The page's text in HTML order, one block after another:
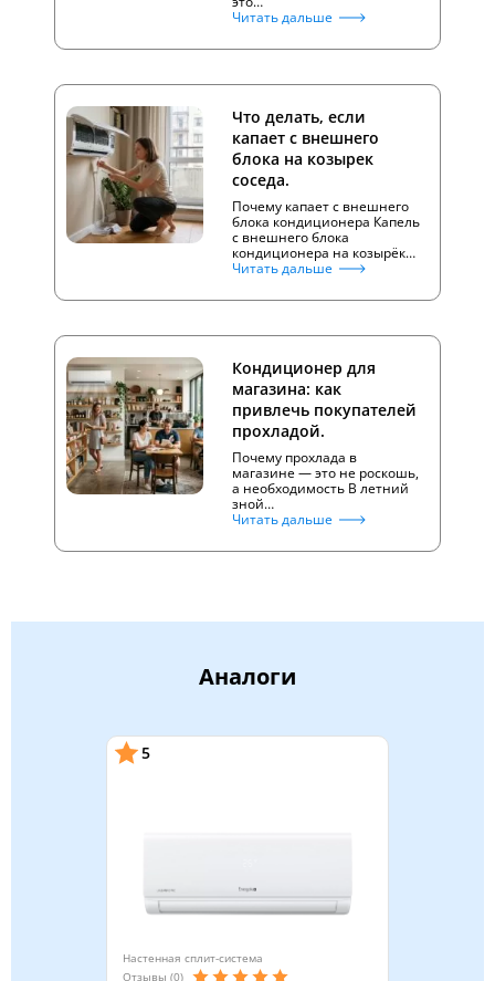
Читать дальше
Что делать, если
капает с внешнего
блока на козырек
соседа.
Почему капает с внешнего
блока кондиционера Капель
с внешнего блока
кондиционера на козырёк…
Читать дальше
Кондиционер для
магазина: как
привлечь покупателей
прохладой.
Почему прохлада в
магазине — это не роскошь,
а необходимость В летний
зной…
Читать дальше
Аналоги
5
Настенная сплит-система
Отзывы (0)